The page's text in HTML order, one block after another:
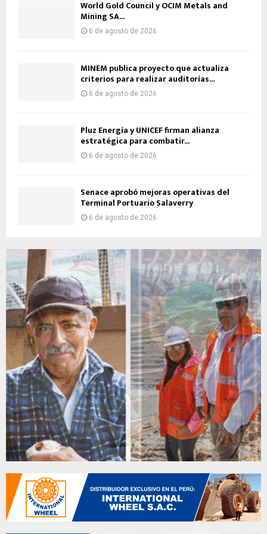
World Gold Council y OCIM Metals and
Mining SA...
6 de agosto de 2026
MINEM publica proyecto que actualiza
criterios para realizar auditorías...
6 de agosto de 2026
Pluz Energía y UNICEF firman alianza
estratégica para combatir...
6 de agosto de 2026
Senace aprobó mejoras operativas del
Terminal Portuario Salaverry
6 de agosto de 2026